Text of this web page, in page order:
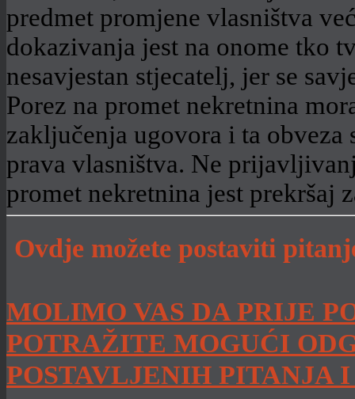
predmet promjene vlasništva
dokazivanja jest na onome tko
nesavjestan stjecatelj, jer se
Porez na promet nekretnina
zaključenja ugovora i ta
prava vlasništva. Ne
promet nekretnina jest prekršaj
Ovdje možete postaviti
MOLIMO VAS DA PRIJE
POTRAŽITE MOGUĆI
POSTAVLJENIH PITANJA